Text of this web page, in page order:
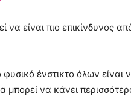
να είναι πιο επικίνδυνος
φυσικό ένστικτο όλων
μπορεί να κάνει